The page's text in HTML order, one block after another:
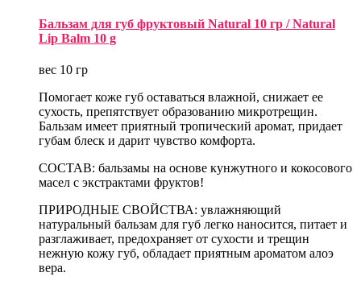
Бальзам для губ фруктовый Natural 10 гр / Natural
Lip Balm 10 g
вес 10 гр
Помогает коже губ оставаться влажной, снижает ее
сухость, препятствует образованию микротрещин.
Бальзам имеет приятный тропический аромат, придает
губам блеск и дарит чувство комфорта.
СОСТАВ: бальзамы на основе кунжутного и кокосового
масел с экстрактами фруктов!
ПРИРОДНЫЕ СВОЙСТВА: увлажняющий
натуральный бальзам для губ легко наносится, питает и
разглаживает, предохраняет от сухости и трещин
нежную кожу губ, обладает приятным ароматом алоэ
вера.